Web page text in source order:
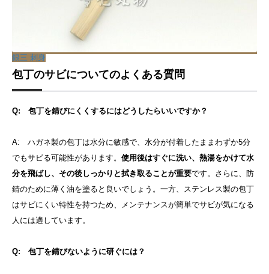
銀三 刺身
包丁のサビについてのよくある質問
Q: 包丁を錆びにくくするにはどうしたらいいですか？
A: ハガネ製の包丁は水分に敏感で、水分が付着したままわずか5分
でもサビる可能性があります。 使用後はすぐに洗い、熱湯をかけて水
分を飛ばし、その後しっかりと拭き取ることが重要です。さらに、防
錆のために薄く油を塗ると良いでしょう。一方、ステンレス製の包丁
はサビにくい特性を持つため、メンテナンスが簡単でサビが気になる
人には適しています。
Q: 包丁を錆びないように研ぐには？